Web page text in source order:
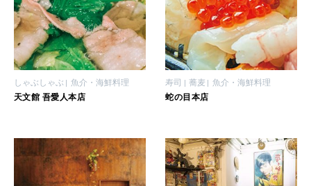
2026年7月号「鎌倉 ローカルが 教えてくれた 本当の歩き方。」
2026年6月号「大銀座 トレンドが生まれる 新しい一流店へ。」
2026年3月号「スイーツ予想図 2026」
2026年2月号「良運を掴む 新・開運術。」
MAGAZINE MOOK
FOLLOW US!
しゃぶしゃぶ 魚介・海鮮料理
天文館 吾愛人本店
寿司 蕎麦 魚介・海鮮料理
蛇の目本店